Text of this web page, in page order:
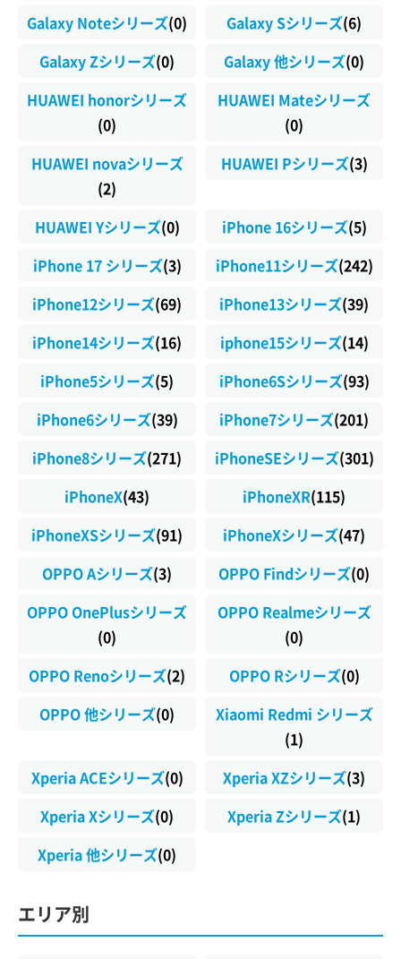
Galaxy Noteシリーズ(0) Galaxy Sシリーズ(6)
Galaxy Zシリーズ(0) Galaxy 他シリーズ(0)
HUAWEI honorシリーズ
(0)
HUAWEI Mateシリーズ
(0)
HUAWEI novaシリーズ
(2)
HUAWEI Pシリーズ(3)
HUAWEI Yシリーズ(0) iPhone 16シリーズ(5)
iPhone 17 シリーズ(3) iPhone11シリーズ(242)
iPhone12シリーズ(69) iPhone13シリーズ(39)
iPhone14シリーズ(16) iphone15シリーズ(14)
iPhone5シリーズ(5) iPhone6Sシリーズ(93)
iPhone6シリーズ(39) iPhone7シリーズ(201)
iPhone8シリーズ(271) iPhoneSEシリーズ(301)
iPhoneX(43) iPhoneXR(115)
iPhoneXSシリーズ(91) iPhoneXシリーズ(47)
OPPO Aシリーズ(3) OPPO Findシリーズ(0)
OPPO OnePlusシリーズ
(0)
OPPO Realmeシリーズ
(0)
OPPO Renoシリーズ(2) OPPO Rシリーズ(0)
OPPO 他シリーズ(0)
Xiaomi Redmi シリーズ
(1)
Xperia ACEシリーズ(0) Xperia XZシリーズ(3)
Xperia Xシリーズ(0) Xperia Zシリーズ(1)
Xperia 他シリーズ(0)
エリア別